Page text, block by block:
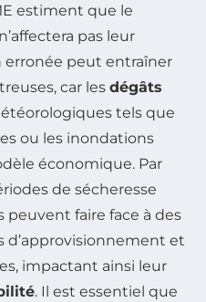
estiment que le
pas leur
peut entraîner
car les dégâts
tels que
ou les inondations
économique. Par
de sécheresse
peuvent faire face à des
et
impactant ainsi leur
. Il est essentiel que